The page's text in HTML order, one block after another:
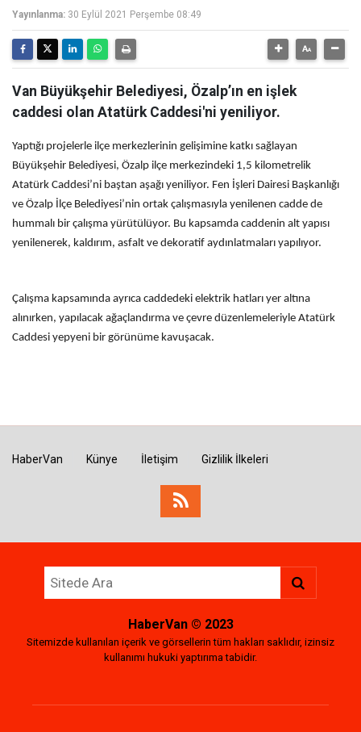
Yayınlanma: 30 Eylül 2021 Perşembe 08:49
Van Büyükşehir Belediyesi, Özalp’ın en işlek
caddesi olan Atatürk Caddesi'ni yeniliyor.
Yaptığı projelerle ilçe merkezlerinin gelişimine katkı sağlayan
Büyükşehir Belediyesi, Özalp ilçe merkezindeki 1,5 kilometrelik
Atatürk Caddesi’ni baştan aşağı yeniliyor. Fen İşleri Dairesi Başkanlığı
ve Özalp İlçe Belediyesi’nin ortak çalışmasıyla yenilenen cadde de
hummalı bir çalışma yürütülüyor. Bu kapsamda caddenin alt yapısı
yenilenerek, kaldırım, asfalt ve dekoratif aydınlatmaları yapılıyor.
Çalışma kapsamında ayrıca caddedeki elektrik hatları yer altına
alınırken, yapılacak ağaçlandırma ve çevre düzenlemeleriyle Atatürk
Caddesi yepyeni bir görünüme kavuşacak.
HaberVan Künye İletişim Gizlilik İlkeleri
HaberVan© 2023
Sitemizde kullanılan içerik ve görsellerin tüm hakları saklıdır, izinsiz
kullanımı hukuki yaptırıma tabidir.